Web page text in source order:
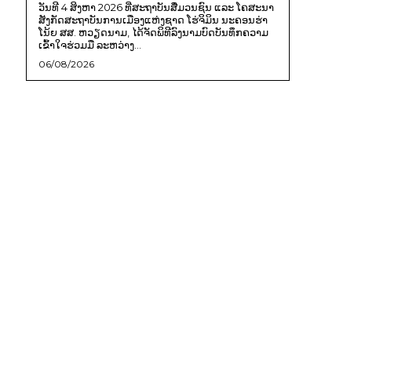
ວັນທີ 4 ສິງຫາ 2026 ທີ່ສະຖາບັນສື່ມວນຊົນ ແລະ ໂຄສະນາ
ສັງກັດສະຖາບັນການເມືອງແຫ່ງຊາດ ໂຮ່ຈິມິນ ນະຄອນຮ່າ
ໂນ້ຍ ສສ. ຫວຽດນາມ, ໄດ້ຈັດພິທີລົງນາມບົດບັນທຶກຄວາມ
ເຂົ້າໃຈຮ່ວມມື ລະຫວ່າງ...
06/08/2026